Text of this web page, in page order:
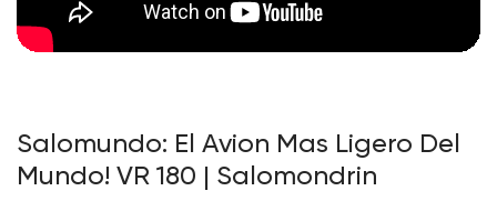
Salomundo: El Avion Mas Ligero Del
Mundo! VR 180 | Salomondrin